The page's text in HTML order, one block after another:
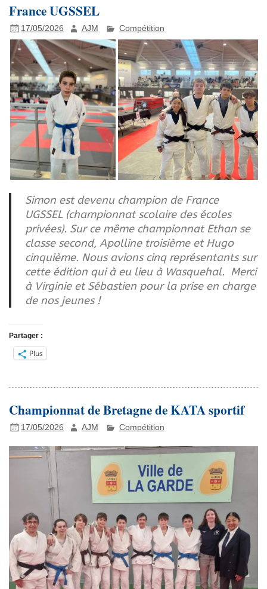
France UGSSEL
17/05/2026 AJM Compétition
Simon est devenu champion de France
UGSSEL (championnat scolaire des écoles
privées). Sur ce même championnat Ethan se
classe second, Apolline troisième et Hugo
cinquième. Nous avions cinq représentants sur
cette édition qui à eu lieu à Wasquehal. Merci
à Virginie et Sébastien pour la prise en charge
de nos jeunes !
Partager :
Plus
Championnat de Bretagne de KATA sportif
17/05/2026 AJM Compétition